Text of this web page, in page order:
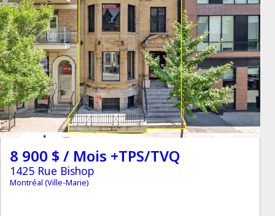
8 900 $ / Mois +TPS/TVQ
1425 Rue Bishop
Montréal (Ville-Marie)